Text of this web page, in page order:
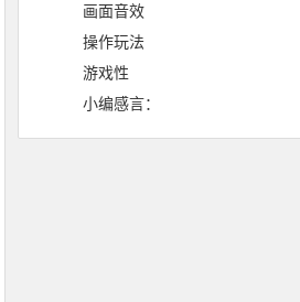
画面音效
操作玩法
游戏性
小编感言：